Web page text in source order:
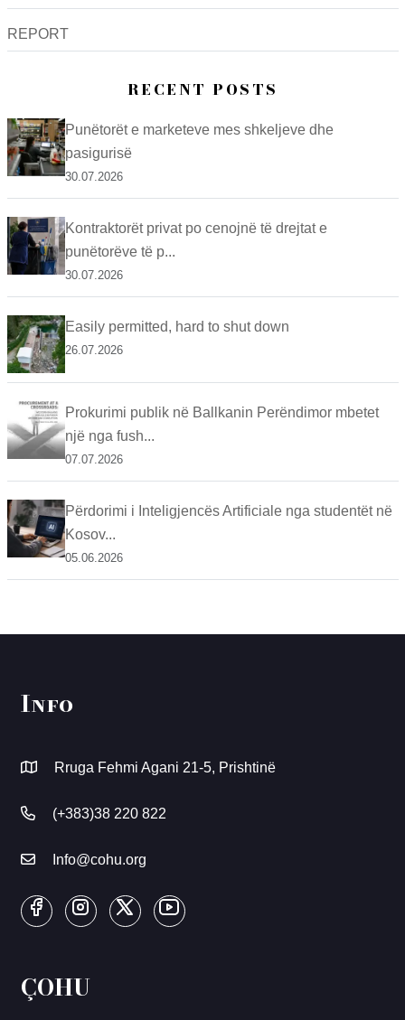
REPORT
RECENT POSTS
Punëtorët e marketeve mes shkeljeve dhe
pasigurisë
30.07.2026
Kontraktorët privat po cenojnë të drejtat e
punëtorëve të p...
30.07.2026
Easily permitted, hard to shut down
26.07.2026
Prokurimi publik në Ballkanin Perëndimor mbetet
një nga fush...
07.07.2026
Përdorimi i Inteligjencës Artificiale nga studentët në
Kosov...
05.06.2026
Info
Rruga Fehmi Agani 21-5, Prishtinë
(+383)38 220 822
Info@cohu.org
ÇOHU